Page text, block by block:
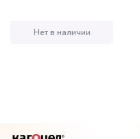
Нет в наличии